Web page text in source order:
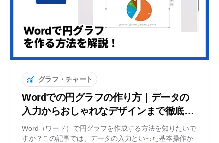
グラフ・チャート
Wordでの円グラフの作り方｜データの
入力からおしゃれなデザインまで徹底解
説
Word（ワード）で円グラフを作成する方法を知りたいで
すか？この記事では、データの入力といった基本操作か